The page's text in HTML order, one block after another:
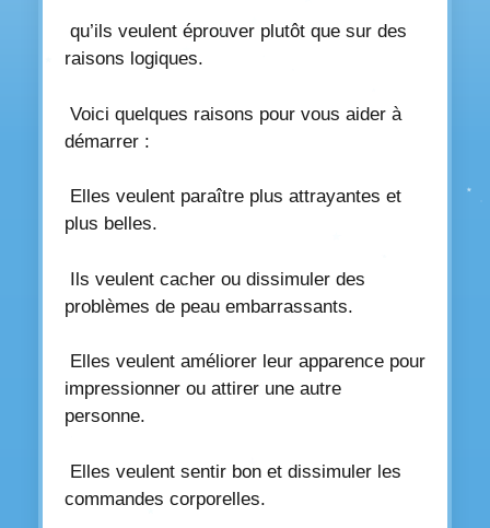
qu’ils veulent éprouver plutôt que sur des
raisons logiques.
Voici quelques raisons pour vous aider à
démarrer :
Elles veulent paraître plus attrayantes et
plus belles.
Ils veulent cacher ou dissimuler des
problèmes de peau embarrassants.
Elles veulent améliorer leur apparence pour
impressionner ou attirer une autre
personne.
Elles veulent sentir bon et dissimuler les
commandes corporelles.